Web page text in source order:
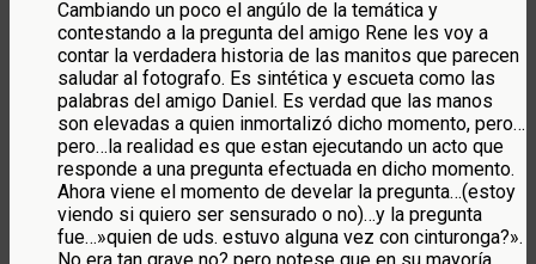
Cambiando un poco el angúlo de la temática y
contestando a la pregunta del amigo Rene les voy a
contar la verdadera historia de las manitos que parecen
saludar al fotografo. Es sintética y escueta como las
palabras del amigo Daniel. Es verdad que las manos
son elevadas a quien inmortalizó dicho momento, pero…
pero…la realidad es que estan ejecutando un acto que
responde a una pregunta efectuada en dicho momento.
Ahora viene el momento de develar la pregunta…(estoy
viendo si quiero ser sensurado o no)…y la pregunta
fue…»quien de uds. estuvo alguna vez con cinturonga?».